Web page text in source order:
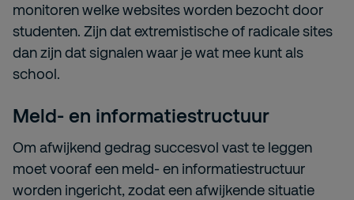
monitoren welke websites worden bezocht door
studenten. Zijn dat extremistische of radicale sites
dan zijn dat signalen waar je wat mee kunt als
school.
Meld- en informatiestructuur
Om afwijkend gedrag succesvol vast te leggen
moet vooraf een meld- en informatiestructuur
worden ingericht, zodat een afwijkende situatie